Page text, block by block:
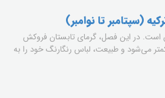
(سپتامبر تا نوامبر)
است. در این فصل، گرمای تابستان فروکش
می‌شود و طبیعت، لباس رنگارنگ خود را به